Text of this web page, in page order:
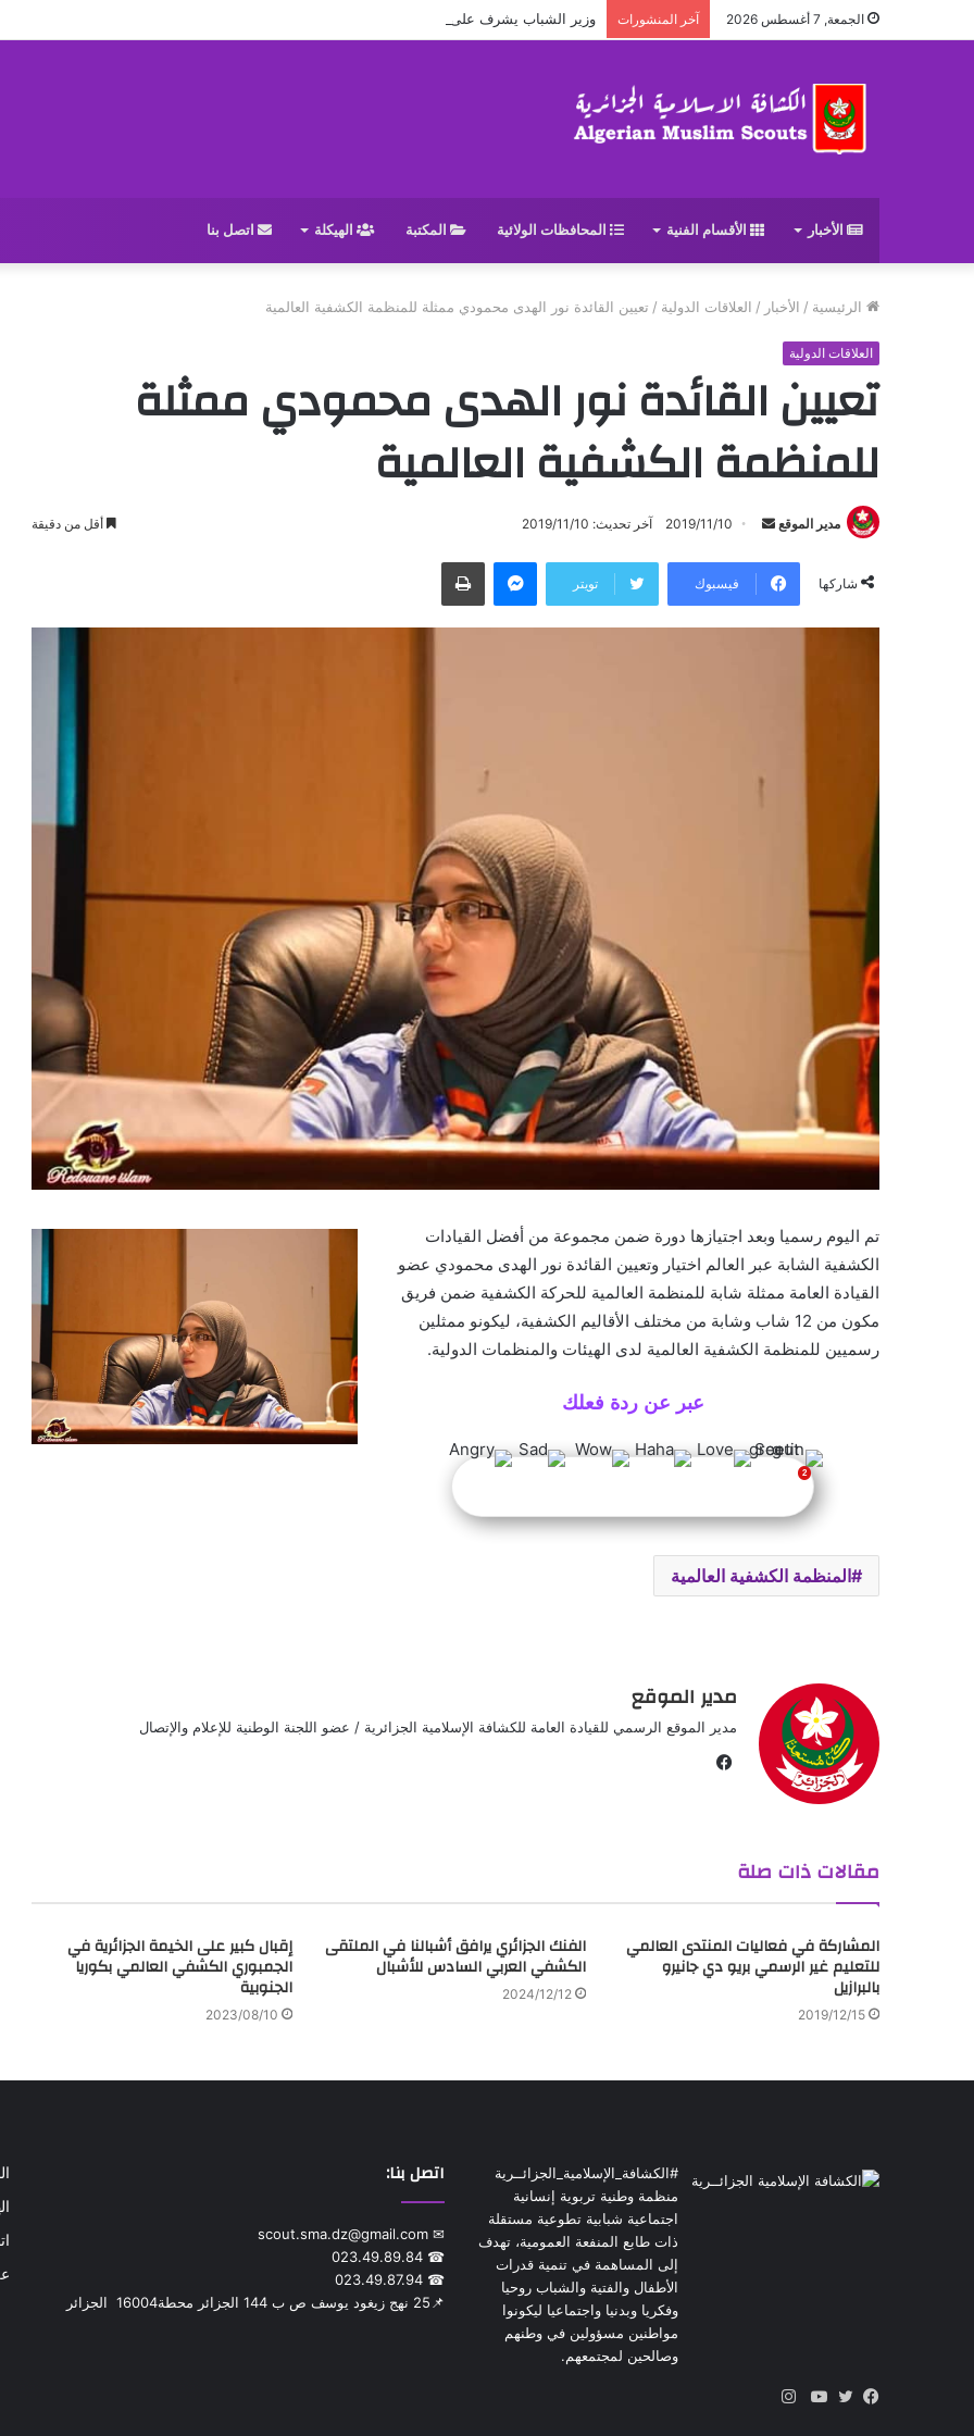
الجمعة, 7 أغسطس 2026 آخر المنشورات وزير الشباب يشرف على حفل افتتاح الدورة العادية (38) للمجلس الوطني
الأخبار الأقسام الفنية المحافظات الولائية المكتبة الهيكلة اتصل بنا
الرئيسية / الأخبار / العلاقات الدولية / تعيين القائدة نور الهدى محمودي ممثلة للمنظمة الكشفية العالمية
العلاقات الدولية
تعيين القائدة نور الهدى محمودي ممثلة
للمنظمة الكشفية العالمية
مدير الموقع
س
ب
2019/11/10 آخر تحديث: 2019/11/10 أقل من دقيقة
شاركها فيسبوك تويتر
تم اليوم رسميا وبعد اجتيازها دورة ضمن مجموعة من أفضل القيادات
الكشفية الشابة عبر العالم اختيار وتعيين القائدة نور الهدى محمودي عضو
القيادة العامة ممثلة شابة للمنظمة العالمية للحركة الكشفية ضمن فريق
مكون من 12 شاب وشابة من مختلف الأقاليم الكشفية، ليكونو ممثلين
رسميين للمنظمة الكشفية العالمية لدى الهيئات والمنظمات الدولية.
عبر عن ردة فعلك
المنظمة الكشفية العالمية
مدير الموقع
مدير الموقع الرسمي للقيادة العامة للكشافة الإسلامية الجزائرية / عضو اللجنة الوطنية للإعلام والإتصال
مقالات ذات صلة
المشاركة في فعاليات المنتدى العالمي
للتعليم غير الرسمي بريو دي جانيرو
بالبرازيل
2019/12/15
الفنك الجزائري يرافق أشبالنا في الملتقى
الكشفي العربي السادس للأشبال
2024/12/12
إقبال كبير على الخيمة الجزائرية في
الجمبوري الكشفي العالمي بكوريا
الجنوبية
2023/08/10
#الكشافة_الإسلامية_الجزائــرية
منظمة وطنية تربوية إنسانية
اجتماعية شبابية تطوعية مستقلة
ذات طابع المنفعة العمومية، تهدف
إلى المساهمة في تنمية قدرات
الأطفال والفتية والشباب روحيا
وفكريا وبدنيا واجتماعيا ليكونوا
مواطنين مسؤولين في وطنهم
وصالحين لمجتمعهم.
اتصل بنا:
✉ scout.sma.dz@gmail.com
☎ 023.49.89.84
☎ 023.49.87.94
📌‎25 نهج زيغود يوسف ص ب 144 الجزائر محطة‎ 16004 الجزائر